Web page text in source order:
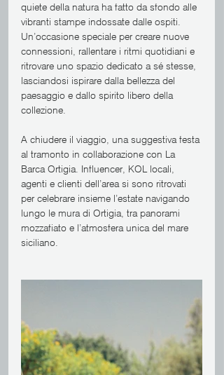
quiete della natura ha fatto da sfondo alle
vibranti stampe indossate dalle ospiti.
Un’occasione speciale per creare nuove
connessioni, rallentare i ritmi quotidiani e
ritrovare uno spazio dedicato a sé stesse,
lasciandosi ispirare dalla bellezza del
paesaggio e dallo spirito libero della
collezione.
A chiudere il viaggio, una suggestiva festa
al tramonto in collaborazione con La
Barca Ortigia. Influencer, KOL locali,
agenti e clienti dell’area si sono ritrovati
per celebrare insieme l’estate navigando
lungo le mura di Ortigia, tra panorami
mozzafiato e l’atmosfera unica del mare
siciliano.